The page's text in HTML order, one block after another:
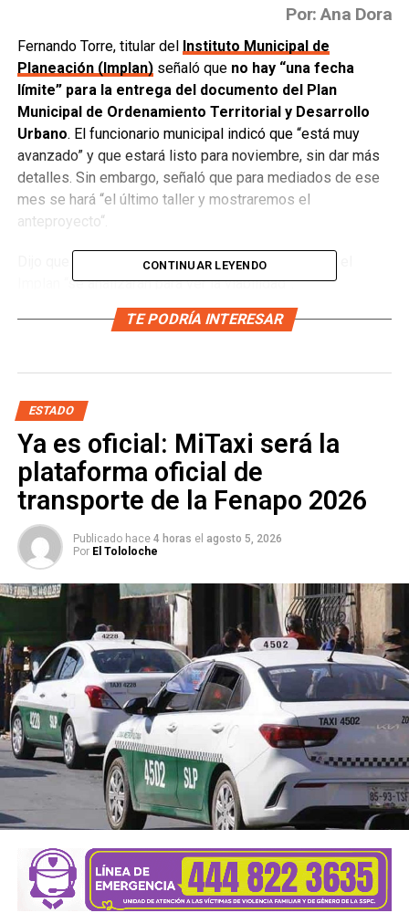
Por: Ana Dora
Fernando Torre, titular del Instituto Municipal de
Planeación (Implan)señaló que no hay “una fecha
límite” para la entrega del documento del Plan
Municipal de Ordenamiento Territorial y Desarrollo
Urbano. El funcionario municipal indicó que “está muy
avanzado” y que estará listo para noviembre, sin dar más
detalles. Sin embargo, señaló que para mediados de ese
mes se hará “el último taller y mostraremos el
anteproyecto“.
Dijo que las propuestas presentadas el día hoy en el
Implan “se analizarán para ver la viabilidad”.
El funcionario puntualizó que este taller se concretó
que “es un ejercicio democrático de transparencia de los
potosinos” y recalcó
“el desarrollo urbano se planea
platicando y escuchando”.
El titular del Implan no mencionó quiénes decidirán qué
proyectos son viables y cuáles no: “Las decisiones se
toman desde el Implan”, por lo que un consejo “va a
decidir”.
Fernando Torre dijo no recordar en ese momento
cuánto se le están pagando a las dos empresas que
apoyan el trabajo para el Plan de Ordenamient
o: “Hay
unos contratos del Centroeure y Geoecosfera, pero no
tengo el dato en este momento”.
Aseguró que se procurará respetar las áreas naturales
puesto que “la ley de Ordenamiento Territorial establece
CONTINUAR LEYENDO
TE PODRÍA INTERESAR
ESTADO
Ya es oficial: MiTaxi será la
plataforma oficial de
transporte de la Fenapo 2026
Publicado hace 4 horas el agosto 5, 2026
Por El Tololoche